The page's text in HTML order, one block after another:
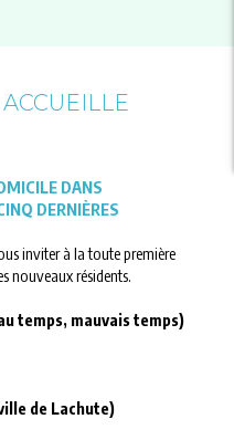
DANS
DERNIÈRES
inviter à la toute première
nouveaux résidents.
temps, mauvais temps)
de Lachute)